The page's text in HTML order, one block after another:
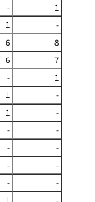
-
1
1
-
6
8
6
7
-
1
1
-
1
-
-
-
-
-
-
-
-
-